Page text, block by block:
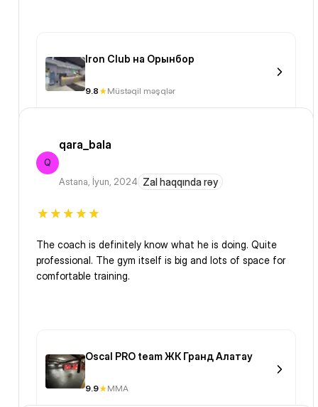
Iron Club на Орынбор
9.8 Müstəqil məşqlər
Q
qara_bala
Astana, İyun, 2024 Zal haqqında rəy
The coach is definitely know what he is doing. Quite
professional. The gym itself is big and lots of space for
comfortable training.
Oscal PRO team ЖК Гранд Алатау
9.9 MMA